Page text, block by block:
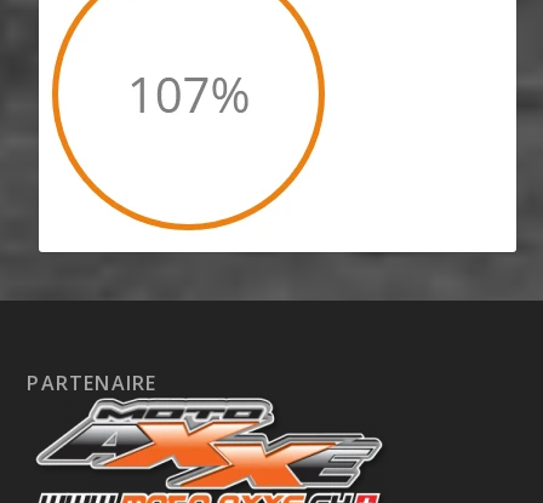
PARTENAIRE